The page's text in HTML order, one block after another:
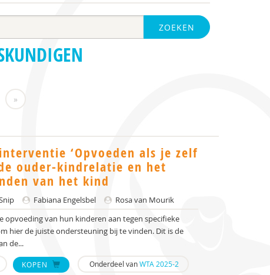
ZOEKEN
»
‘Opvoeden als je zelf
ouder-kindrelatie en het
van het kind
Fabiana Engelsbel
Rosa van Mourik
opvoeding van hun kinderen aan tegen specifieke
hier de juiste ondersteuning bij te vinden. Dit is de
de...
KOPEN Onderdeel vanWTA 2025-2